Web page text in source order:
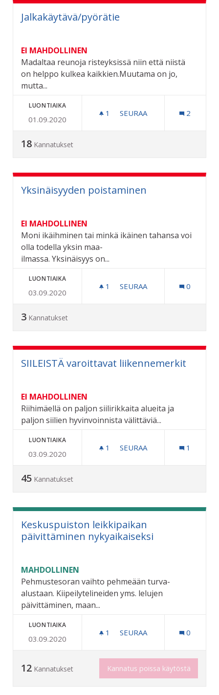
Jalkakäytävä/pyörätie
EI MAHDOLLINEN
Madaltaa reunoja risteyksissä niin että niistä
on helppo kulkea kaikkien.Muutama on jo,
mutta...
LUONTIAIKA
01.09.2020
1 1 SEURAAJA
SEURAA 2
18 Kannatukset
Yksinäisyyden poistaminen
EI MAHDOLLINEN
Moni ikäihminen tai minkä ikäinen tahansa voi
olla todella yksin maa-
ilmassa. Yksinäisyys on...
LUONTIAIKA
03.09.2020
1 1 SEURAAJA
SEURAA 0
3 Kannatukset
SIILEISTÄ varoittavat liikennemerkit
EI MAHDOLLINEN
Riihimäellä on paljon siilirikkaita alueita ja
paljon siilien hyvinvoinnista välittäviä...
LUONTIAIKA
03.09.2020
1 1 SEURAAJA
SEURAA 1
45 Kannatukset
Keskuspuiston leikkipaikan
päivittäminen nykyaikaiseksi
MAHDOLLINEN
Pehmustesoran vaihto pehmeään turva-
alustaan. Kiipeilytelineiden yms. lelujen
päivittäminen, maan...
LUONTIAIKA
03.09.2020
1 1 SEURAAJA
SEURAA 0
12 Kannatukset Kannatus poissa käytöstä